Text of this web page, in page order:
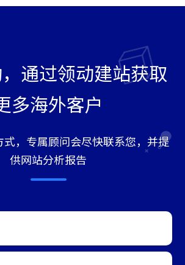
通过领动建站获取
多海外客户
式，专属顾问会尽快联系您，并提
供网站分析报告